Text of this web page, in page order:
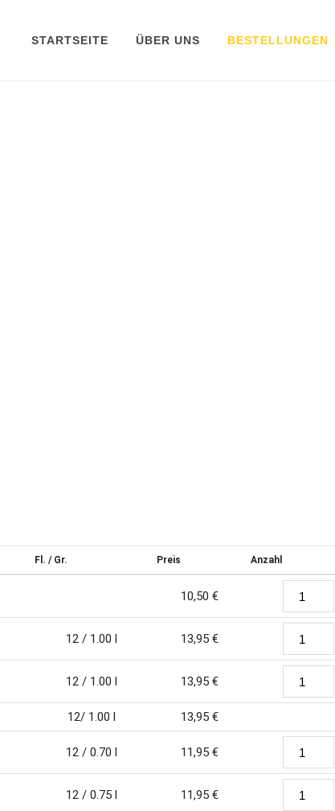
STARTSEITE ÜBER UNS BESTELLUNGEN
Fl. / Gr. Preis Anzahl
10,50 €
12 / 1.00 l 13,95 €
12 / 1.00 l 13,95 €
12/ 1.00 l 13,95 €
12 / 0.70 l 11,95 €
12 / 0.75 l 11,95 €